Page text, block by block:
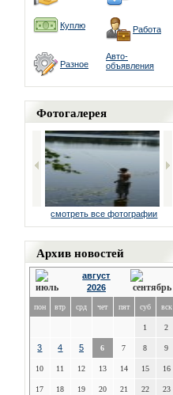
Куплю Работа
Разное
Авто-
объявления
Фотогалерея
смотреть все фотографии
Архив новостей
август
2026
пон втр срд чет пят суб вск
1 2
3 4 5 6 7 8 9
10 11 12 13 14 15 16
17 18 19 20 21 22 23